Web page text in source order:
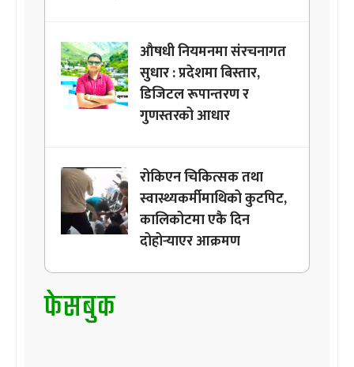
औषधी नियमनमा संरचनागत
सुधार : प्रदेशमा बिस्तार,
डिजिटल रूपान्तरण र
गुणस्तरको आधार
रोकिएन चिकित्सक तथा
स्वास्थ्यकर्मीमाथिको कुटपिट,
कालिकोटमा एकै दिन
दोहोर्‍याएर आक्रमण
फेसबुक